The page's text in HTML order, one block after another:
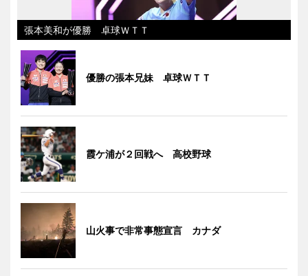
張本美和が優勝 卓球ＷＴＴ
優勝の張本兄妹 卓球ＷＴＴ
霞ケ浦が２回戦へ 高校野球
山火事で非常事態宣言 カナダ